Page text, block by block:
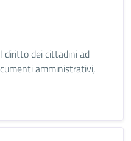
diritto dei cittadini ad
amministrativi,